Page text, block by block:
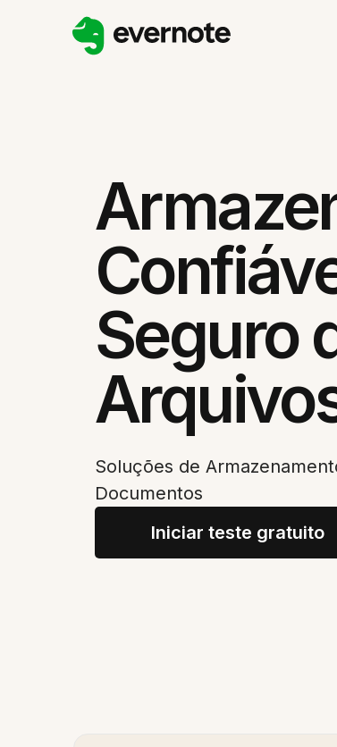
Seguro
Soluções de
Documentos
Iniciar teste gratuito